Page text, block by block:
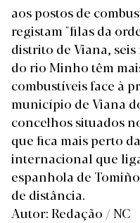
aos postos de
registam "filas da
distrito de Viana,
do rio Minho têm
combustíveis face à
município de Viana
concelhos situados
que fica mais perto
internacional que
espanhola de
de distância.
Autor: Redação / NC